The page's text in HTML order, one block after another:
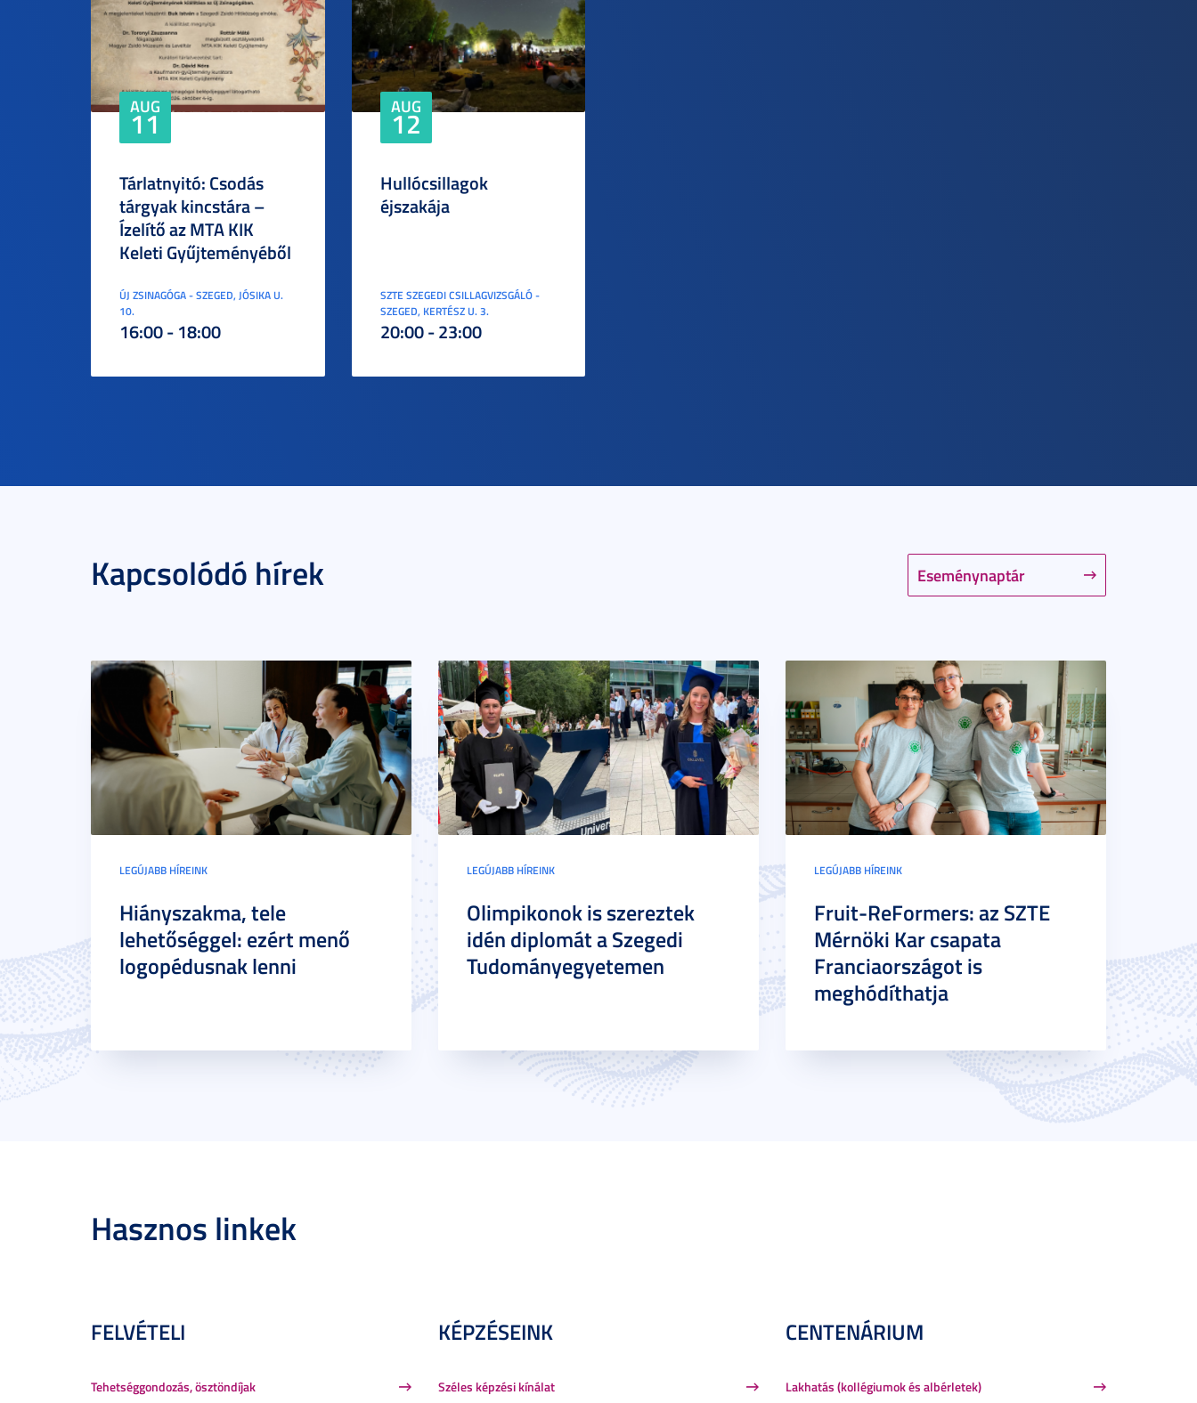
AUG
11
Tárlatnyitó: Csodás
tárgyak kincstára –
Ízelítő az MTA KIK
Keleti Gyűjteményéből
ÚJ ZSINAGÓGA - SZEGED, JÓSIKA U.
10.
16:00 - 18:00
AUG
12
Hullócsillagok
éjszakája
SZTE SZEGEDI CSILLAGVIZSGÁLÓ -
SZEGED, KERTÉSZ U. 3.
20:00 - 23:00
Kapcsolódó hírek Eseménynaptár
LEGÚJABB HÍREINK
Hiányszakma, tele
lehetőséggel: ezért menő
logopédusnak lenni
LEGÚJABB HÍREINK
Olimpikonok is szereztek
idén diplomát a Szegedi
Tudományegyetemen
LEGÚJABB HÍREINK
Fruit-ReFormers: az SZTE
Mérnöki Kar csapata
Franciaországot is
meghódíthatja
Hasznos linkek
FELVÉTELI
Tehetséggondozás, ösztöndíjak
KÉPZÉSEINK
Széles képzési kínálat
CENTENÁRIUM
Lakhatás (kollégiumok és albérletek)